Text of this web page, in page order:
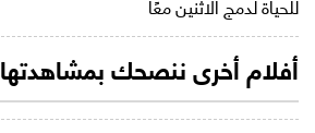
أفلام أخرى ننصحك بمشاهدتها